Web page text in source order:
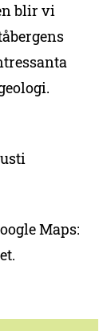
blir vi
Maps: